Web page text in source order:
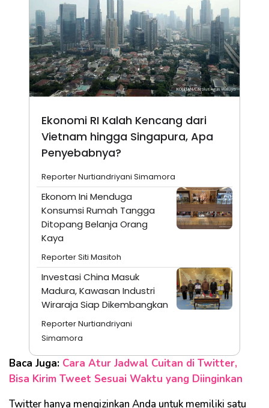
Ekonomi RI Kalah Kencang dari
Vietnam hingga Singapura, Apa
Penyebabnya?
Reporter Nurtiandriyani Simamora
Ekonom Ini Menduga
Konsumsi Rumah Tangga
Ditopang Belanja Orang
Kaya
Reporter Siti Masitoh
Investasi China Masuk
Madura, Kawasan Industri
Wiraraja Siap Dikembangkan
Reporter Nurtiandriyani
Simamora
Baca Juga: Cara Atur Jadwal Cuitan di Twitter,
Bisa Kirim Tweet Sesuai Waktu yang Diinginkan
Twitter hanya mengizinkan Anda untuk memiliki satu